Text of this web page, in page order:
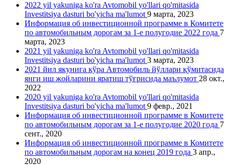
2022 yil yakuniga ko'ra Avtomobil yo'llari qo'mitasida
Investitsiya dasturi bo'yicha ma'lumot 9 марта, 2023
Информация об инвестиционной программе в Комитете
по автомобильным дорогам за 1-е полугодие 2022 года 7
марта, 2023
2021 yil yakuniga ko'ra Avtomobil yo'llari qo'mitasida
Investitsiya dasturi bo'yicha ma'lumot 3 марта, 2023
2021 йил якунига кўра Автомобиль йўллари қўмитасида
янги иш жойларини яратиш тўғрисида маълумот 28 окт.,
2022
2020 yil yakuniga ko'ra Avtomobil yo'llari qo'mitasida
Investitsiya dasturi bo'yicha ma'lumot 9 февр., 2021
Информация об инвестиционной программе в Комитете
по автомобильным дорогам за 1-е полугодие 2020 года 7
сент., 2020
Информация об инвестиционной программе в Комитете
по автомобильным дорогам на конец 2019 года 3 апр.,
2020